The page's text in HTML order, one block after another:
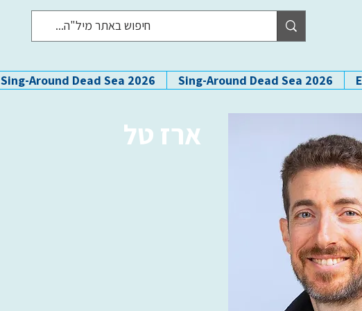
Sing-Around Dead Sea 2026
Sing-Around Dead Sea 2026
ארז טל